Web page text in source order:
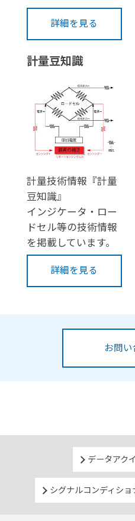
詳細を見る
計量豆知識
計量技術情報『計量
豆知識』
インジケータ・ロー
ドセル等の技術情報
を掲載しています。
詳細を見る
お問い
データアク
シグナルコンディショ